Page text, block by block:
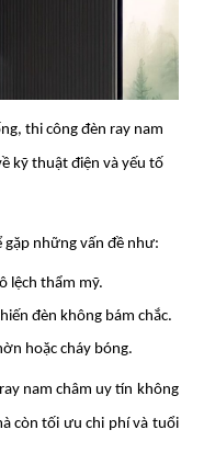
thi công đèn ray nam
kỹ thuật điện và yếu tố
gặp những vấn đề như:
lệch thẩm mỹ.
đèn không bám chắc.
hoặc cháy bóng.
nam châm uy tín không
còn tối ưu chi phí và tuổi